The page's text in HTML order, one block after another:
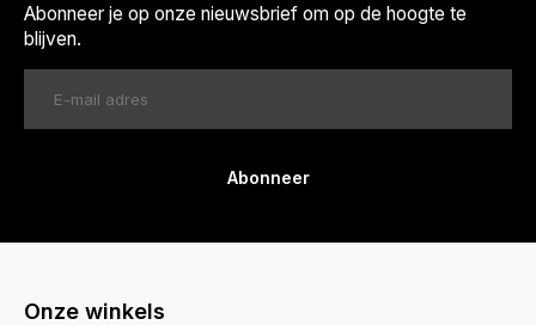
Abonneer je op onze nieuwsbrief om op de hoogte te
blijven.
Abonneer
Onze winkels